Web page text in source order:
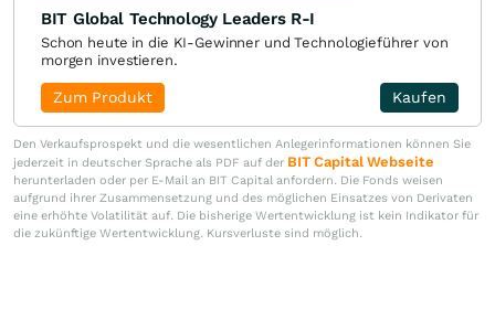
BIT Global Technology Leaders R-I
Schon heute in die KI-Gewinner und Technologieführer von
morgen investieren.
Kaufen
Zum Produkt
Den Verkaufsprospekt und die wesentlichen Anlegerinformationen können Sie
jederzeit in deutscher Sprache als PDF auf der BIT Capital Webseite
herunterladen oder per E-Mail an BIT Capital anfordern. Die Fonds weisen
aufgrund ihrer Zusammensetzung und des möglichen Einsatzes von Derivaten
eine erhöhte Volatilität auf. Die bisherige Wertentwicklung ist kein Indikator für
die zukünftige Wertentwicklung. Kursverluste sind möglich.